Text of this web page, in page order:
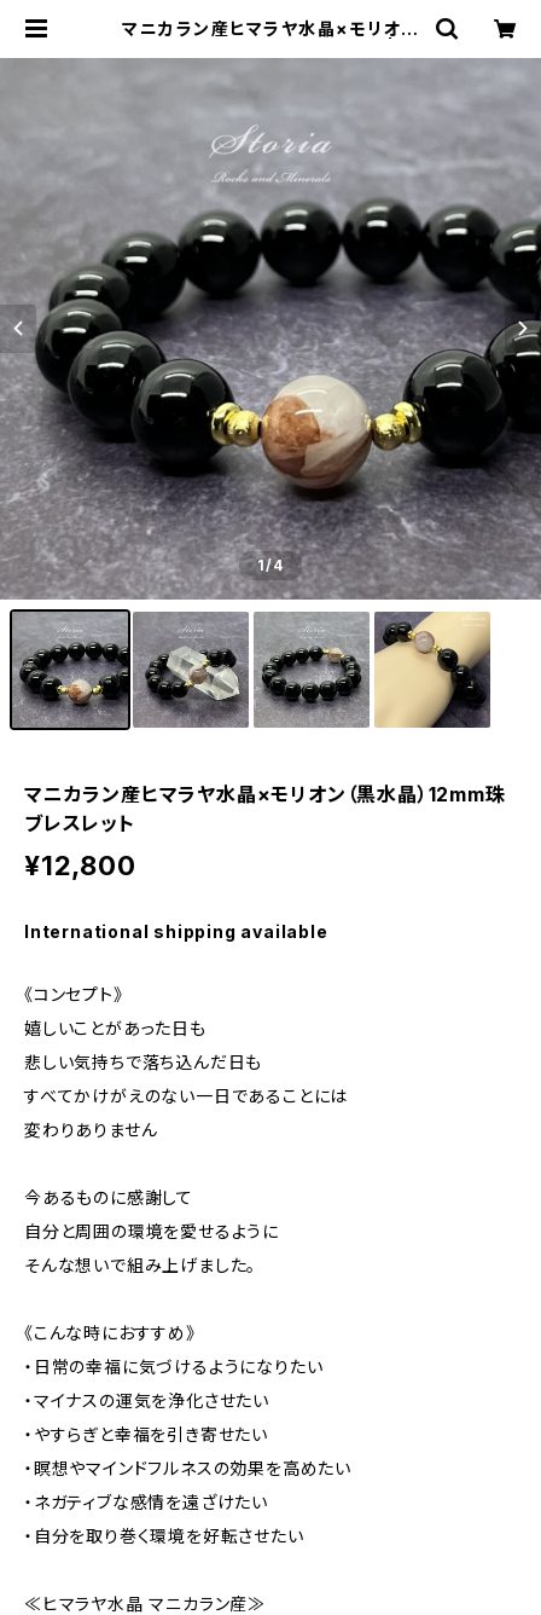
マニカラン産ヒマラヤ水晶×モリオン
1/4
マニカラン産ヒマラヤ水晶×モリオン（黒水晶）12mm珠
ブレスレット
¥12,800
International shipping available
《コンセプト》
嬉しいことがあった日も
悲しい気持ちで落ち込んだ日も
すべてかけがえのない一日であることには
変わりありません
今あるものに感謝して
自分と周囲の環境を愛せるように
そんな想いで組み上げました。
《こんな時におすすめ》
・日常の幸福に気づけるようになりたい
・マイナスの運気を浄化させたい
・やすらぎと幸福を引き寄せたい
・瞑想やマインドフルネスの効果を高めたい
・ネガティブな感情を遠ざけたい
・自分を取り巻く環境を好転させたい
≪ヒマラヤ水晶 マニカラン産≫